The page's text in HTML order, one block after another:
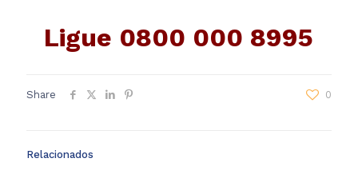
Ligue 0800 000 8995
Share 0
Relacionados